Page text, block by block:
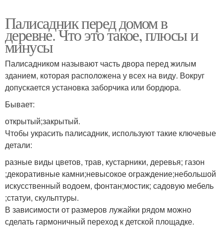
Палисадник перед домом в
деревне. Что это такое, плюсы и
минусы
Палисадником называют часть двора перед жилым
зданием, которая расположена у всех на виду. Вокруг
допускается установка заборчика или бордюра.
Бывает:
открытый;закрытый.
Чтобы украсить палисадник, используют такие ключевые
детали:
разные виды цветов, трав, кустарники, деревья; газон
;декоративные камни;невысокое ограждение;небольшой
искусственный водоем, фонтан;мостик; садовую мебель
;статуи, скульптуры.
В зависимости от размеров лужайки рядом можно
сделать гармоничный переход к детской площадке.